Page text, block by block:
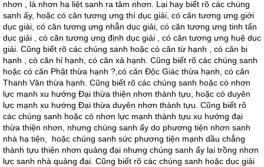
nhơn , là nhơn hạ liệt sanh ra tâm nhơn. Lại hay biết rõ các chúng
sanh ấy, hoặc có căn tương ưng thí dục giải, có căn tương ưng giới
dục giải, có căn tương ưng nhẫn dục giải, có căn tương ưng tinh tấn
dục giải , có căn tương ưng định dục giải , có căn tương ưng huệ dục
giải. Cũng biết rõ các chúng sanh hoặc có căn từ hạnh , có căn bi
hạnh , có căn hỉ hạnh, có căn xả hạnh. Cũng biết rõ các chúng sanh
hoặc có căn Phật thừa hạnh ?,có căn Ðộc Giác thừa hạnh, có căn
Thanh Văn thừa hạnh. Cũng biết rõ các chúng sanh hoặc có nhơn
lực mạnh xu hướng Ðại thừa thiện nhơn thành tựu, hoặc có duyên
lực mạnh xu hướng Ðại thừa duyên nhơn thành tựu. Cũng biết rõ
các chúng sanh hoặc có nhơn lực mạnh thành tựu xu hướng đại
thừa thiện nhơn, nhưng chúng sanh ấy do phương tiện nhơn sanh
nhà hạ tiện, hoặc chúng sanh sức phương tiện mạnh dầu chẳng
thành tựu thiện nhơn quảng đại nhưng chúng sanh ấy lại trồng nhơn
lực sanh nhà quảng đại. Cũng biết rõ các chúng sanh hoặc dục giải